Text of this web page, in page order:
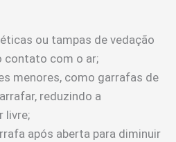
ou tampas de vedação
contato com o ar;
menores, como garrafas de
reduzindo a
livre;
após aberta para diminuir